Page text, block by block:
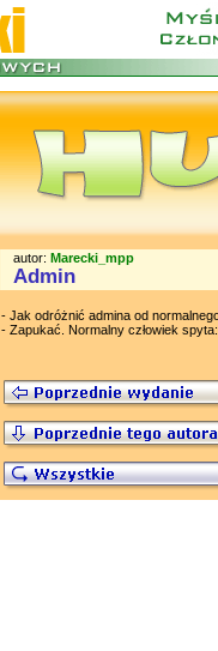
autor: Marecki_mpp
Admin
- Jak odróżnić admina od
- Zapukać. Normalny człowiek